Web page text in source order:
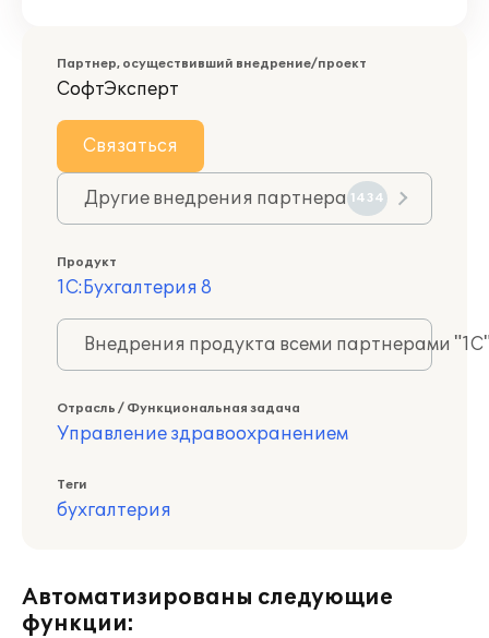
Партнер, осуществивший внедрение/проект
СофтЭксперт
Связаться
Другие внедрения партнера 1434
Продукт
1С:Бухгалтерия 8
Внедрения продукта всеми партнерами
Отрасль / Функциональная задача
Управление здравоохранением
Теги
бухгалтерия
Автоматизированы следующие
функции: